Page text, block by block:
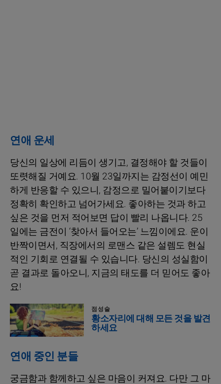
연애 운세
당신의 일상에 리듬이 생기고, 결정해야 할 것들이
또렷해질 거예요. 10월 23일까지는 감정선이 예민
하게 반응할 수 있으니, 감정으로 밀어붙이기보다
정확히 확인하고 넘어가세요. 좋아하는 것과 하고
싶은 것을 먼저 적어보면 답이 빨리 나옵니다. 25
일에는 금전이 ‘찾아서 들어오는’ 느낌이에요. 운이
반짝이면서, 직장에서의 로맨스 같은 설렘도 현실
적인 기회로 연결될 수 있습니다. 당신의 성실함이
곧 결과로 돌아오니, 지금의 태도를 더 믿어도 좋아
요!
점성술
황소자리에 대해 모든 것을 발견
하세요
연애 중인 분들
궁금함과 함께하고 싶은 마음이 커져요. 다만 그 마